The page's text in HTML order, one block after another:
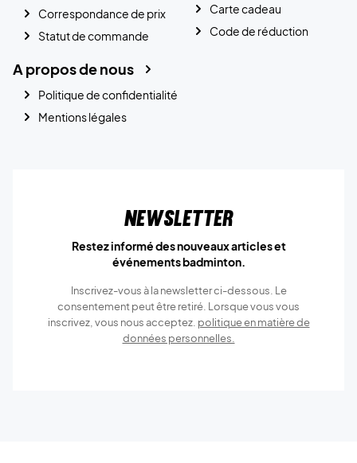
Correspondance de prix
Statut de commande
Carte cadeau
Code de réduction
A propos de nous
Politique de confidentialité
Mentions légales
Newsletter
Restez informé des nouveaux articles et
événements badminton.
Inscrivez-vous à la newsletter ci-dessous. Le
consentement peut être retiré. Lorsque vous vous
inscrivez, vous nous acceptez. politique en matière de
données personnelles.